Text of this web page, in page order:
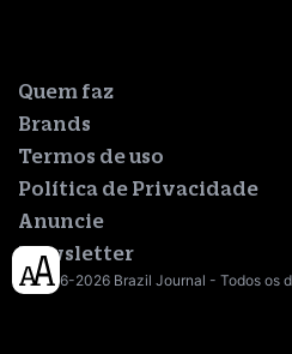
Quem faz
Brands
Termos de uso
Política de Privacidade
Anuncie
Newsletter
© 2016-2026 Brazil Journal - Todos os